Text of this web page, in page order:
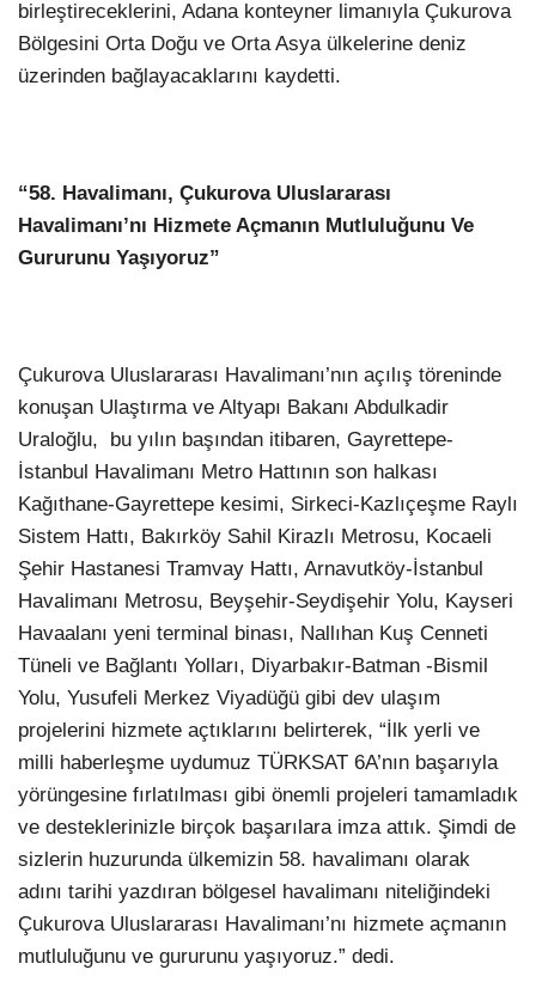
birleştireceklerini, Adana konteyner limanıyla Çukurova
Bölgesini Orta Doğu ve Orta Asya ülkelerine deniz
üzerinden bağlayacaklarını kaydetti.
“58. Havalimanı, Çukurova Uluslararası
Havalimanı’nı Hizmete Açmanın Mutluluğunu Ve
Gururunu Yaşıyoruz”
Çukurova Uluslararası Havalimanı’nın açılış töreninde
konuşan Ulaştırma ve Altyapı Bakanı Abdulkadir
Uraloğlu, bu yılın başından itibaren, Gayrettepe-
İstanbul Havalimanı Metro Hattının son halkası
Kağıthane-Gayrettepe kesimi, Sirkeci-Kazlıçeşme Raylı
Sistem Hattı, Bakırköy Sahil Kirazlı Metrosu, Kocaeli
Şehir Hastanesi Tramvay Hattı, Arnavutköy-İstanbul
Havalimanı Metrosu, Beyşehir-Seydişehir Yolu, Kayseri
Havaalanı yeni terminal binası, Nallıhan Kuş Cenneti
Tüneli ve Bağlantı Yolları, Diyarbakır-Batman -Bismil
Yolu, Yusufeli Merkez Viyadüğü gibi dev ulaşım
projelerini hizmete açtıklarını belirterek, “İlk yerli ve
milli haberleşme uydumuz TÜRKSAT 6A’nın başarıyla
yörüngesine fırlatılması gibi önemli projeleri tamamladık
ve desteklerinizle birçok başarılara imza attık. Şimdi de
sizlerin huzurunda ülkemizin 58. havalimanı olarak
adını tarihi yazdıran bölgesel havalimanı niteliğindeki
Çukurova Uluslararası Havalimanı’nı hizmete açmanın
mutluluğunu ve gururunu yaşıyoruz.” dedi.